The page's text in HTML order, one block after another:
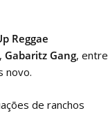
Reggae
, Gabaritz Gang, entre
novo.
de ranchos